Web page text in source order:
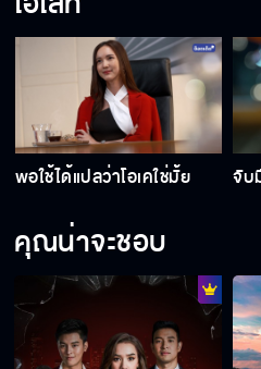
เรามีโอกา
สักแก้วมั้ย จ
ที่ไม่คุ้มคือ
เปล่า
พอใช้ได้แปลว่าโอเคใช่มั้ย จับ
คุณน่าจะชอบ